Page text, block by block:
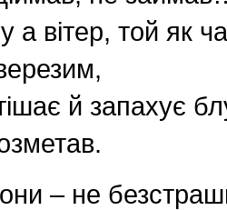
а вітер, той як
й запахує
– не